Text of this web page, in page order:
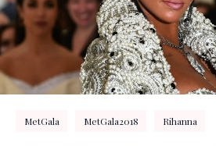
MetGala MetGala2018 Rihanna